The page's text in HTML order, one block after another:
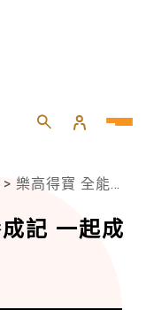
> 樂高得寶 全能寶寶養成記 一起成為全能寶寶吧！
記 一起成